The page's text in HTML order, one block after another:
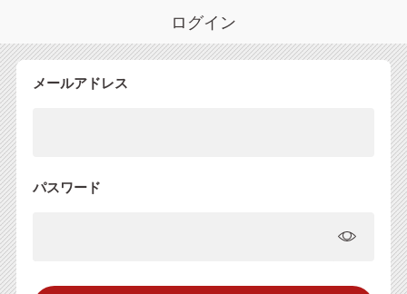
ログイン
メールアドレス
パスワード